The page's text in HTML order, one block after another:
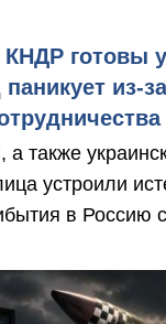
КНДР готовы
из-
также
устроили
в Россию